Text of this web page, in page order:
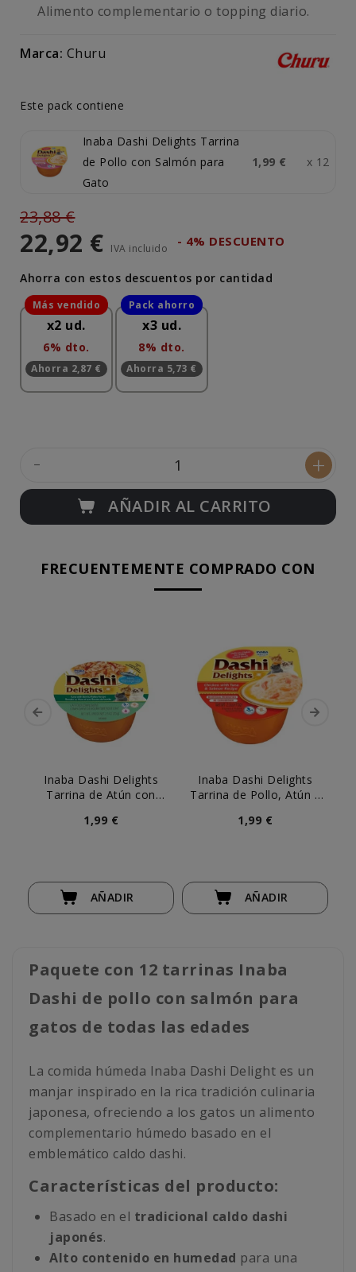
Alimento complementario o topping diario.
Marca: Churu
Este pack contiene
Inaba Dashi Delights Tarrina
de Pollo con Salmón para
Gato
1,99 € x 12
23,88 €
22,92 € IVA incluido - 4% DESCUENTO
Ahorra con estos descuentos por cantidad
x2 ud.
6% dto.
Ahorra 2,87 €
x3 ud.
8% dto.
Ahorra 5,73 €
- +
AÑADIR AL CARRITO
FRECUENTEMENTE COMPRADO CON
Inaba Dashi Delights
Tarrina de Atún con
Gato
1,99 €
AÑADIR
Inaba Dashi Delights
Tarrina de Pollo, Atún y
1,99 €
AÑADIR
Paquete con 12 tarrinas Inaba
Dashi de pollo con salmón para
gatos de todas las edades
La comida húmeda Inaba Dashi Delight es un
manjar inspirado en la rica tradición culinaria
japonesa, ofreciendo a los gatos un alimento
complementario húmedo basado en el
emblemático caldo dashi.
Características del producto:
Basado en el tradicional caldo dashi
japonés.
Alto contenido en humedad para una